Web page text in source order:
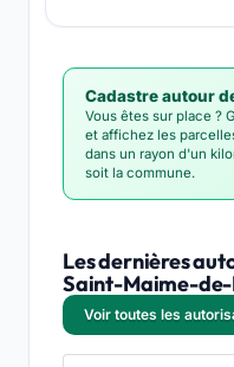
Cadastre autour
Vous êtes sur place ?
et affichez les
dans un rayon d'un
soit la commune.
Les dernières
Saint-Maime-
Voir toutes les